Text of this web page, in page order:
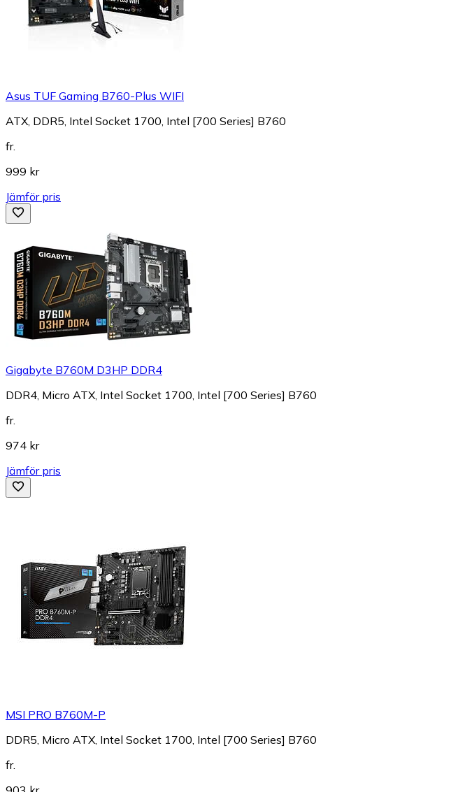
Asus TUF Gaming B760-Plus WIFI
ATX, DDR5, Intel Socket 1700, Intel [700 Series] B760
fr.
999 kr
Jämför pris
Gigabyte B760M D3HP DDR4
DDR4, Micro ATX, Intel Socket 1700, Intel [700 Series] B760
fr.
974 kr
Jämför pris
MSI PRO B760M-P
DDR5, Micro ATX, Intel Socket 1700, Intel [700 Series] B760
fr.